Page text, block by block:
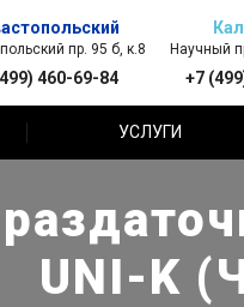
пр. 95 б, к.8
460-69-84
Научный
+7
УСЛУГИ
UNI-K